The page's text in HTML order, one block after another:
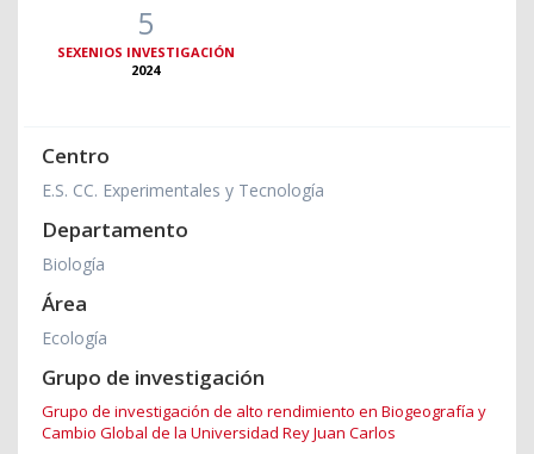
5
SEXENIOS INVESTIGACIÓN
2024
Centro
E.S. CC. Experimentales y Tecnología
Departamento
Biología
Área
Ecología
Grupo de investigación
Grupo de investigación de alto rendimiento en Biogeografía y
Cambio Global de la Universidad Rey Juan Carlos